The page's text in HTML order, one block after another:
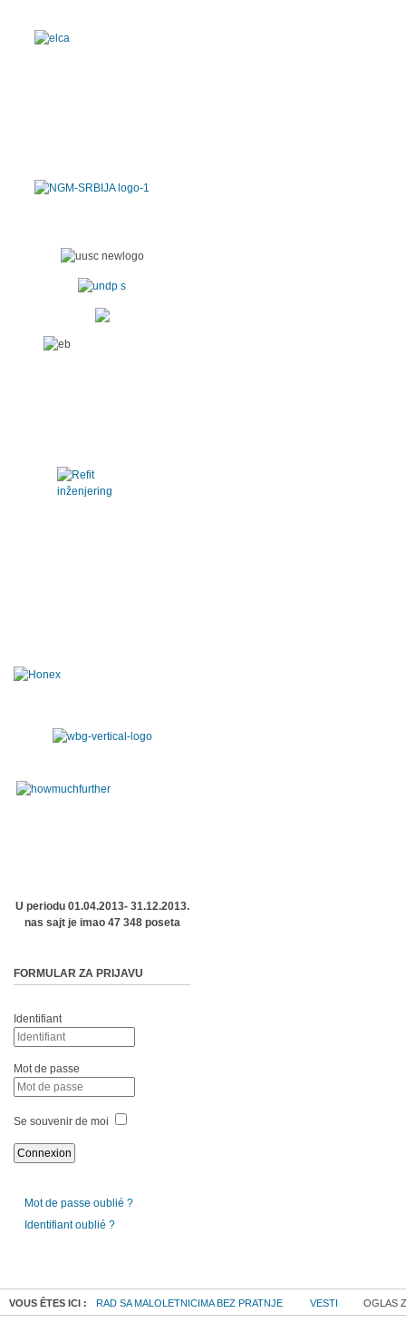
U periodu 01.04.2013- 31.12.2013.
nas sajt je imao 47 348 poseta
FORMULAR ZA PRIJAVU
Identifiant
Mot de passe
Se souvenir de moi
Mot de passe oublié ?
Identifiant oublié ?
VOUS ÊTES ICI : RAD SA MALOLETNICIMA BEZ PRATNJE VESTI OGLAS